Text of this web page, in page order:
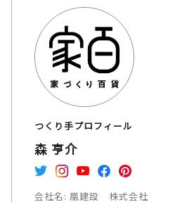
つくり手プロフィール
森 亨介
会社名: 凰建設 株式会社